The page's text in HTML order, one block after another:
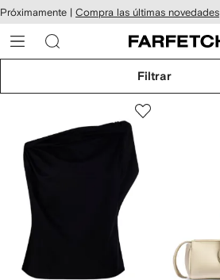
al
Próximamente | Compra las últimas novedades
Filtrar